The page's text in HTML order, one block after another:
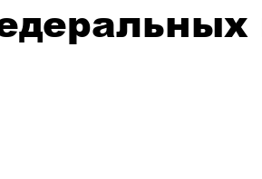
Культура Магия искусства